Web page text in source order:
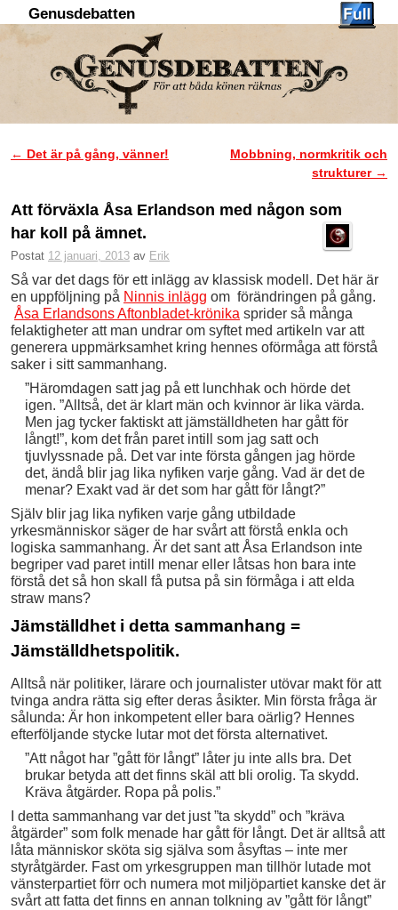
Genusdebatten
Inläggsnavigering
← Det är på gång, vänner!
Mobbning, normkritik och
strukturer →
Att förväxla Åsa Erlandson med någon som
har koll på ämnet.
Postat 12 januari, 2013 av Erik
Så var det dags för ett inlägg av klassisk modell. Det här är
en uppföljning på Ninnis inlägg om förändringen på gång.
Åsa Erlandsons Aftonbladet-krönika sprider så många
felaktigheter att man undrar om syftet med artikeln var att
generera uppmärksamhet kring hennes oförmåga att förstå
saker i sitt sammanhang.
”Häromdagen satt jag på ett lunchhak och hörde det
igen. ”Alltså, det är klart män och kvinnor är lika värda.
Men jag tycker faktiskt att jämställdheten har gått för
långt!”, kom det från paret intill som jag satt och
tjuvlyssnade på. Det var inte första gången jag hörde
det, ändå blir jag lika nyfiken varje gång. Vad är det de
menar? Exakt vad är det som har gått för långt?”
Själv blir jag lika nyfiken varje gång utbildade
yrkesmänniskor säger de har svårt att förstå enkla och
logiska sammanhang. Är det sant att Åsa Erlandson inte
begriper vad paret intill menar eller låtsas hon bara inte
förstå det så hon skall få putsa på sin förmåga i att elda
straw mans?
Jämställdhet i detta sammanhang =
Jämställdhetspolitik.
Alltså när politiker, lärare och journalister utövar makt för att
tvinga andra rätta sig efter deras åsikter. Min första fråga är
sålunda: Är hon inkompetent eller bara oärlig? Hennes
efterföljande stycke lutar mot det första alternativet.
”Att något har ”gått för långt” låter ju inte alls bra. Det
brukar betyda att det finns skäl att bli orolig. Ta skydd.
Kräva åtgärder. Ropa på polis.”
I detta sammanhang var det just ”ta skydd” och ”kräva
åtgärder” som folk menade har gått för långt. Det är alltså att
låta människor sköta sig själva som åsyftas – inte mer
styråtgärder. Fast om yrkesgruppen man tillhör lutade mot
vänsterpartiet förr och numera mot miljöpartiet kanske det är
svårt att fatta det finns en annan tolkning av ”gått för långt”